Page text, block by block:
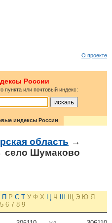
О проекте
России
пункта или почтовый индекс:
индексы России
область →
село Шумаково
П Р С Т У Ф Х Ц Ч Ш Щ Э Ю Я
5 6 7 8 9